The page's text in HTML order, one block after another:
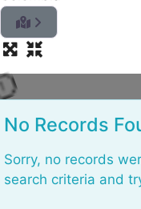
o
a
d
n
No Records
Sorry, no records
search criteria and